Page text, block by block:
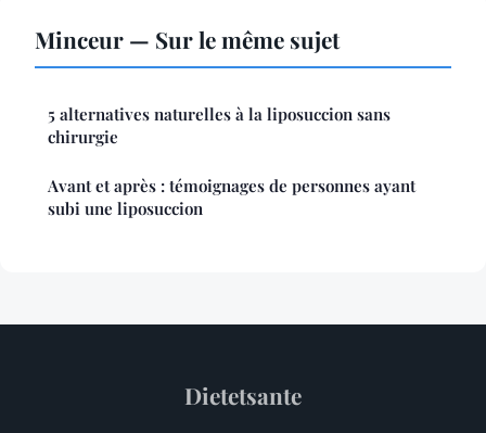
Minceur — Sur le même sujet
5 alternatives naturelles à la liposuccion sans
chirurgie
Avant et après : témoignages de personnes ayant
subi une liposuccion
Dietetsante